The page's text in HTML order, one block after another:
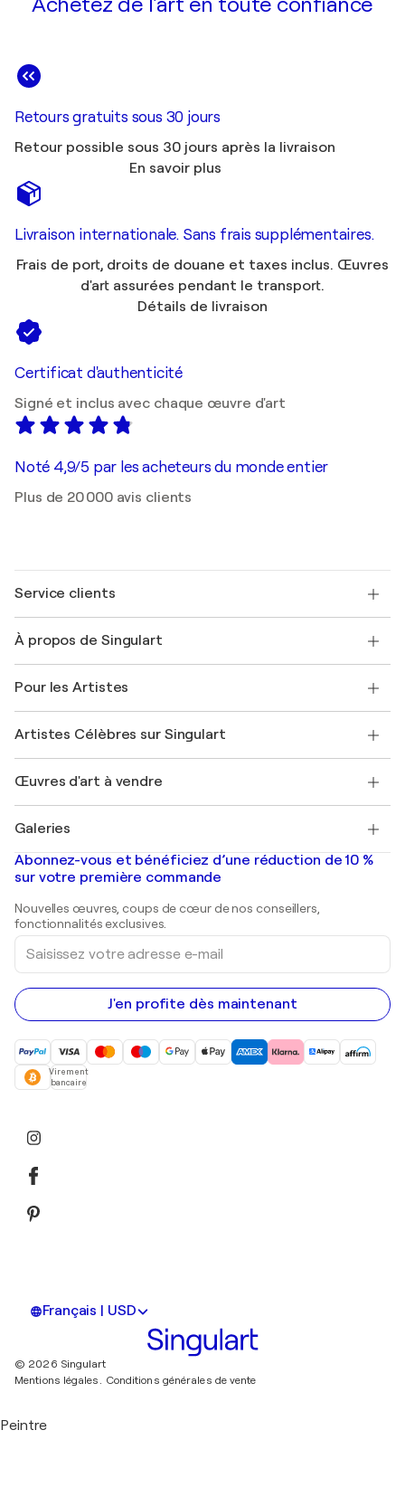
Retours gratuits sous 30 jours
Retour possible sous 30 jours après la livraison
En savoir plus
Livraison internationale. Sans frais supplémentaires.
Frais de port, droits de douane et taxes inclus. Œuvres
d'art assurées pendant le transport.
Détails de livraison
Certificat d'authenticité
Signé et inclus avec chaque œuvre d'art
Noté 4,9/5 par les acheteurs du monde entier
Plus de 20 000 avis clients
Service clients
Expédition
Offrir une carte cadeau
Rejoignez notre programme commercial
Mon compte
+33 1 76 44 06 42
À propos de Singulart
FAQ
Magazine Singulart
Emplois
Découvrez une sélection d'art original
Pour les Artistes
Se connecter en tant qu'Artiste
Artistes Célèbres sur Singulart
Marc Chagall
Banksy
Mr. Brainwash
Shepard Fairey
Œuvres d'art à vendre
Tableaux abstraits à vendre
Peintures de paysage
Estampes
Peintures acryliques
Galeries
Galeries d'art en France
Galeries d'art en Belgique
Abonnez-vous et bénéficiez d’une réduction de 10 %
sur votre première commande
Nouvelles œuvres, coups de cœur de nos conseillers,
fonctionnalités exclusives.
Saisissez
votre
adresse
e-
mail
J'en profite dès maintenant
Virement
bancaire
Français | USD
© 2026 Singulart
Mentions légales. Conditions générales de vente
Peintre